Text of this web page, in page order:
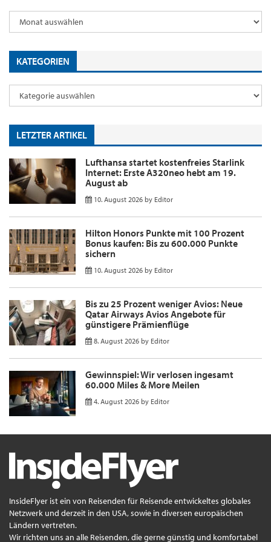
KATEGORIEN
LETZTER ARTIKEL
Lufthansa startet kostenfreies Starlink
Internet: Erste A320neo hebt am 19.
August ab
10. August 2026 by Editor
Hilton Honors Punkte mit 100 Prozent
Bonus kaufen: Bis zu 600.000 Punkte
sichern
10. August 2026 by Editor
Bis zu 25 Prozent weniger Avios: Neue
Qatar Airways Avios Angebote für
günstigere Prämienflüge
8. August 2026 by Editor
Gewinnspiel: Wir verlosen ingesamt
60.000 Miles & More Meilen
4. August 2026 by Editor
InsideFlyer ist ein von Reisenden für Reisende entwickeltes globales
Netzwerk und derzeit in den USA, sowie in diversen europäischen
Ländern vertreten.
Wir richten uns an alle Reisenden, die gerne günstig und komfortabel